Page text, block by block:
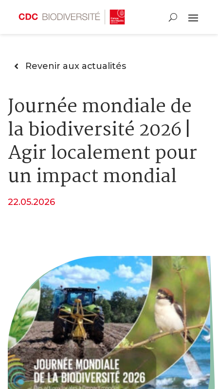
Revenir aux actualités
Journée mondiale de
la biodiversité 2026 |
Agir localement pour
un impact mondial
22.05.2026